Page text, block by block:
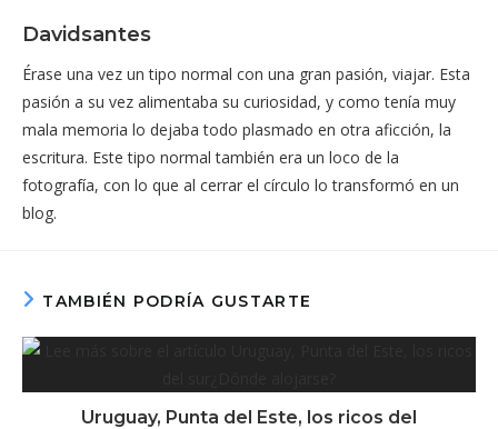
Davidsantes
Érase una vez un tipo normal con una gran pasión, viajar. Esta
pasión a su vez alimentaba su curiosidad, y como tenía muy
mala memoria lo dejaba todo plasmado en otra aficción, la
escritura. Este tipo normal también era un loco de la
fotografía, con lo que al cerrar el círculo lo transformó en un
blog.
TAMBIÉN PODRÍA GUSTARTE
Uruguay, Punta del Este, los ricos del